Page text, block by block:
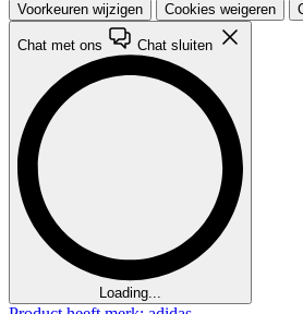
Voorkeuren wijzigen Cookies weigeren
Chat met ons Chat sluiten
Loading...